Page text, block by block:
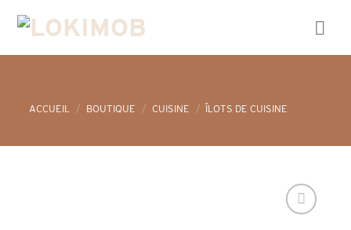
ACCUEIL / BOUTIQUE / CUISINE / ÎLOTS DE CUISINE